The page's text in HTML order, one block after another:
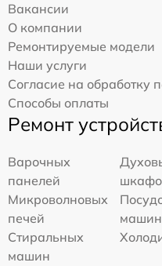
Вакансии
О компании
Ремонтируемые модели
Наши услуги
Согласие на обработку
Способы оплаты
Ремонт
Варочных
панелей
Микроволновых
печей
машин
Стиральных
машин